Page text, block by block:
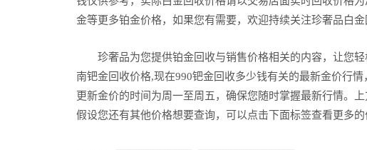
金等更多铂金价格，如果您有需要，欢迎持续关注珍奢品白金
珍奢品为您提供铂金回收与销售价格相关的内容，让您
南钯金回收价格,现在990钯金回收多少钱有关的最新金价行情
更新金价的时间为周一至周五，确保您随时掌握最新行情。
假设您还有其他价格想要查询，可以点击下面标签查看更多的